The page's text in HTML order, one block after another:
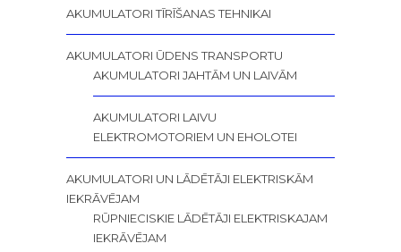
AKUMULATORI TĪRĪŠANAS TEHNIKAI
AKUMULATORI ŪDENS TRANSPORTU
AKUMULATORI JAHTĀM UN LAIVĀM
AKUMULATORI LAIVU
ELEKTROMOTORIEM UN EHOLOTEI
AKUMULATORI UN LĀDĒTĀJI ELEKTRISKĀM
IEKRĀVĒJAM
RŪPNIECISKIE LĀDĒTĀJI ELEKTRISKAJAM
IEKRĀVĒJAM